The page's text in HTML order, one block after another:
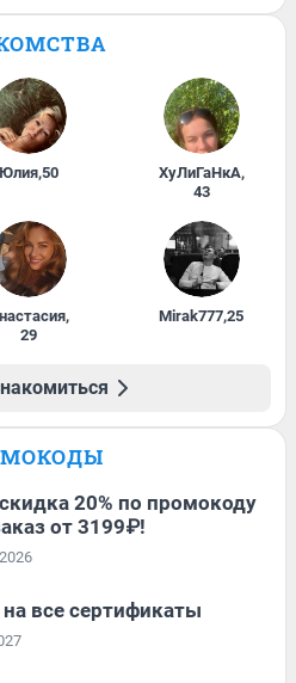
Юлия,50 ХуЛиГаНкА,
43
,
29
Mirak777,25
скидка 20% по промокоду
от 3199₽!
все сертификаты